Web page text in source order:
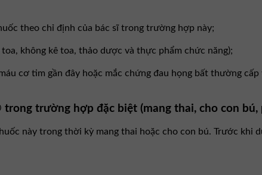
theo chỉ định của bác sĩ trong trường hợp này;
không kê toa, thảo dược và thực phẩm chức năng);
cơ tim gần đây hoặc mắc chứng đau họng bất thường cấp
trường hợp đặc biệt (mang thai, cho con
này trong thời kỳ mang thai hoặc cho con bú. Trước khi